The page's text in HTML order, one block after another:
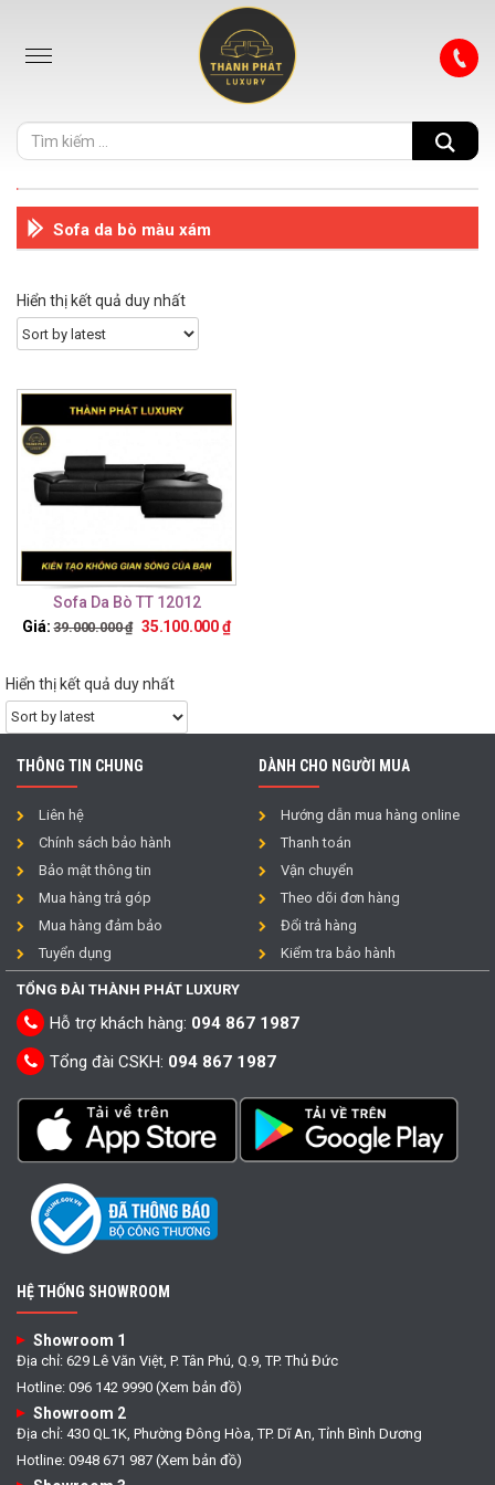
Sofa da bò màu xám
Hiển thị kết quả duy nhất
Sofa Da Bò TT 12012
Giá: 39.000.000₫ 35.100.000₫
Hiển thị kết quả duy nhất
THÔNG TIN CHUNG
Liên hệ
Chính sách bảo hành
Bảo mật thông tin
Mua hàng trả góp
Mua hàng đảm bảo
Tuyển dụng
DÀNH CHO NGƯỜI MUA
Hướng dẫn mua hàng online
Thanh toán
Vận chuyển
Theo dõi đơn hàng
Đổi trả hàng
Kiểm tra bảo hành
TỔNG ĐÀI THÀNH PHÁT LUXURY
Hỗ trợ khách hàng: 094 867 1987
Tổng đài CSKH: 094 867 1987
HỆ THỐNG SHOWROOM
Showroom 1
Địa chỉ: 629 Lê Văn Việt, P. Tân Phú, Q.9, TP. Thủ Đức
Hotline: 096 142 9990 (Xem bản đồ)
Showroom 2
Địa chỉ: 430 QL1K, Phường Đông Hòa, TP. Dĩ An, Tỉnh Bình Dương
Hotline: 0948 671 987 (Xem bản đồ)